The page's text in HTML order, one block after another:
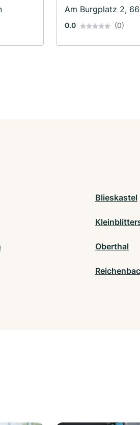
Am Burgplatz 2,
0.0 (0)
Blieskastel
Oberthal